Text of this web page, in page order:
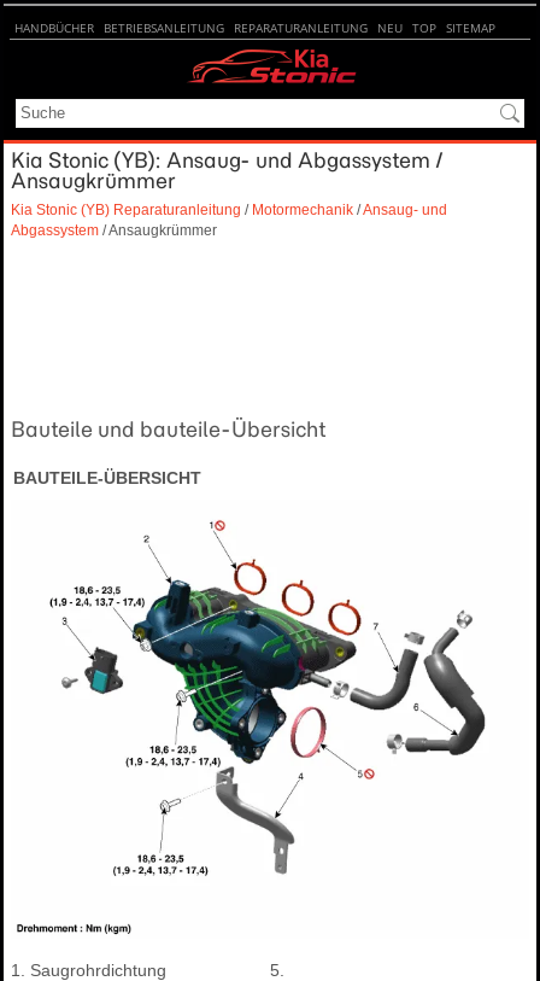
HANDBÜCHER BETRIEBSANLEITUNG REPARATURANLEITUNG NEU TOP SITEMAP
Kia Stonic (YB): Ansaug- und Abgassystem /
Ansaugkrümmer
Kia Stonic (YB) Reparaturanleitung / Motormechanik /Ansaug- und
Abgassystem / Ansaugkrümmer
Bauteile und bauteile-Übersicht
BAUTEILE-ÜBERSICHT
1. Saugrohrdichtung
5.